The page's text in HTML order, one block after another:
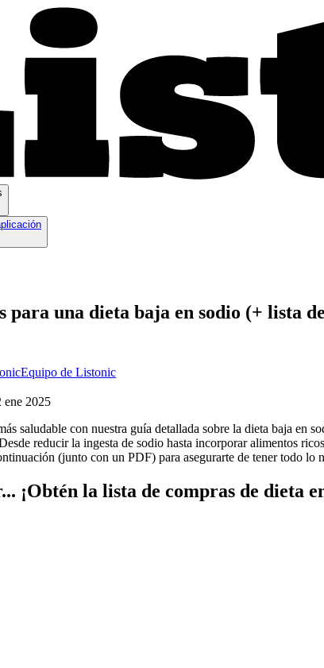
para una dieta baja en sodio (+ lista
Equipo de Listonic
ene 2025
saludable con nuestra guía detallada sobre la dieta baja en
reducir la ingesta de sodio hasta incorporar alimentos
(junto con un PDF) para asegurarte de tener todo lo
¡Obtén la lista de compras de dieta